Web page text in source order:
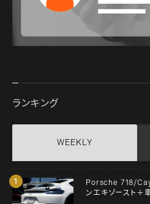
ランキング
WEEKLY
Porsche 718/
ンエキゾースト＋